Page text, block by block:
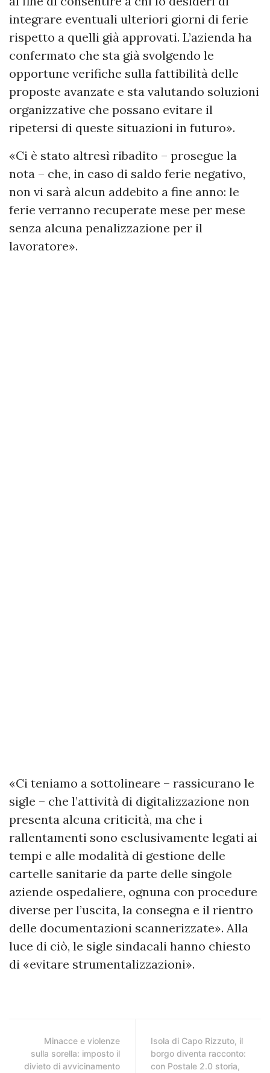
integrare eventuali ulteriori giorni di ferie
rispetto a quelli già approvati. L’azienda ha
confermato che sta già svolgendo le
opportune verifiche sulla fattibilità delle
proposte avanzate e sta valutando soluzioni
organizzative che possano evitare il
ripetersi di queste situazioni in futuro».
«Ci è stato altresì ribadito – prosegue la
nota – che, in caso di saldo ferie negativo,
non vi sarà alcun addebito a fine anno: le
ferie verranno recuperate mese per mese
senza alcuna penalizzazione per il
lavoratore».
«Ci teniamo a sottolineare – rassicurano le
sigle – che l’attività di digitalizzazione non
presenta alcuna criticità, ma che i
rallentamenti sono esclusivamente legati ai
tempi e alle modalità di gestione delle
cartelle sanitarie da parte delle singole
aziende ospedaliere, ognuna con procedure
diverse per l’uscita, la consegna e il rientro
delle documentazioni scannerizzate». Alla
luce di ciò, le sigle sindacali hanno chiesto
di «evitare strumentalizzazioni».
Minacce e violenze
sulla sorella: imposto il
divieto di avvicinamento
Isola di Capo Rizzuto, il
borgo diventa racconto:
con Postale 2.0 storia,